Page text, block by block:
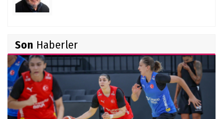
DELİKANLI KOÇLAR
Hüseyin Demir
Amerikan Rüyası: Genç Türklerin NCAA
Rotası Büyüyor
Son Haberler